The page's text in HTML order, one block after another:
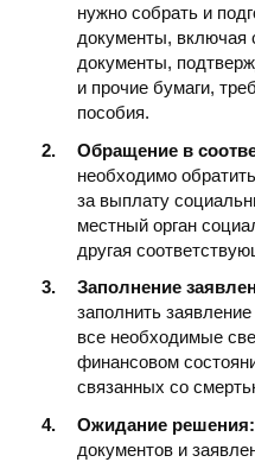
нужно собрать и
документы, включая
документы,
и прочие бумаги,
пособия.
Обращение в
необходимо
за выплату
местный орган
другая
Заполнение
заполнить
все необходимые
финансовом
связанных со
Ожидание решения:
документов и